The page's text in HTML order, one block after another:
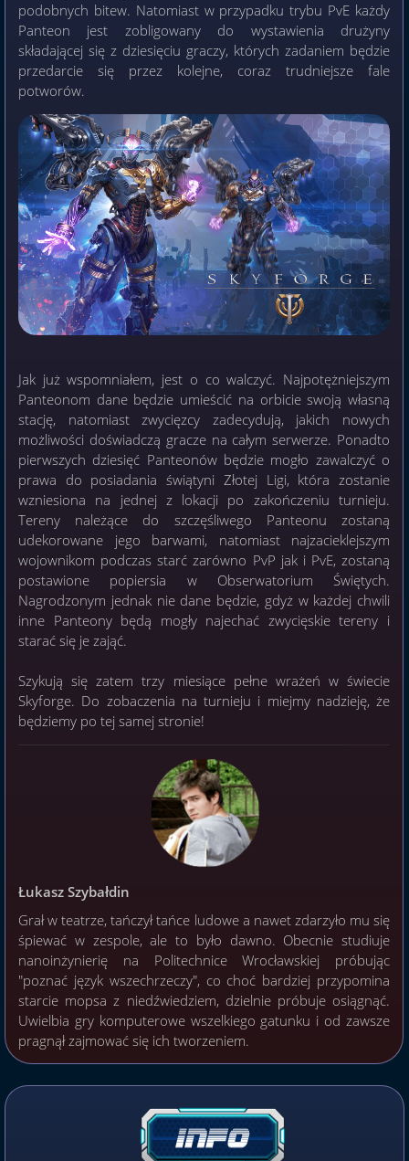
podobnych bitew. Natomiast w przypadku trybu PvE każdy
Panteon jest zobligowany do wystawienia drużyny
składającej się z dziesięciu graczy, których zadaniem będzie
przedarcie się przez kolejne, coraz trudniejsze fale
potworów.
Jak już wspomniałem, jest o co walczyć. Najpotężniejszym
Panteonom dane będzie umieścić na orbicie swoją własną
stację, natomiast zwycięzcy zadecydują, jakich nowych
możliwości doświadczą gracze na całym serwerze. Ponadto
pierwszych dziesięć Panteonów będzie mogło zawalczyć o
prawa do posiadania świątyni Złotej Ligi, która zostanie
wzniesiona na jednej z lokacji po zakończeniu turnieju.
Tereny należące do szczęśliwego Panteonu zostaną
udekorowane jego barwami, natomiast najzacieklejszym
wojownikom podczas starć zarówno PvP jak i PvE, zostaną
postawione popiersia w Obserwatorium Świętych.
Nagrodzonym jednak nie dane będzie, gdyż w każdej chwili
inne Panteony będą mogły najechać zwycięskie tereny i
starać się je zająć.
Szykują się zatem trzy miesiące pełne wrażeń w świecie
Skyforge. Do zobaczenia na turnieju i miejmy nadzieję, że
będziemy po tej samej stronie!
Łukasz Szybałdin
Grał w teatrze, tańczył tańce ludowe a nawet zdarzyło mu się
śpiewać w zespole, ale to było dawno. Obecnie studiuje
nanoinżynierię na Politechnice Wrocławskiej próbując
"poznać język wszechrzeczy", co choć bardziej przypomina
starcie mopsa z niedźwiedziem, dzielnie próbuje osiągnąć.
Uwielbia gry komputerowe wszelkiego gatunku i od zawsze
pragnął zajmować się ich tworzeniem.